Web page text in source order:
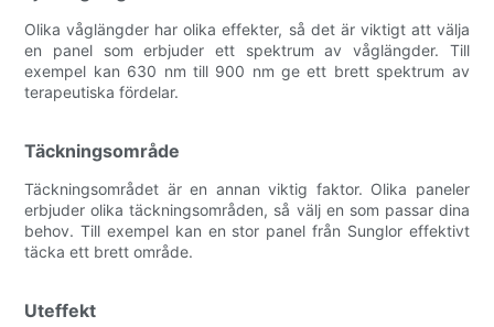
Olika våglängder har olika effekter, så det är viktigt att välja
en panel som erbjuder ett spektrum av våglängder. Till
exempel kan 630 nm till 900 nm ge ett brett spektrum av
terapeutiska fördelar.
Täckningsområde
Täckningsområdet är en annan viktig faktor. Olika paneler
erbjuder olika täckningsområden, så välj en som passar dina
behov. Till exempel kan en stor panel från Sunglor effektivt
täcka ett brett område.
Uteffekt